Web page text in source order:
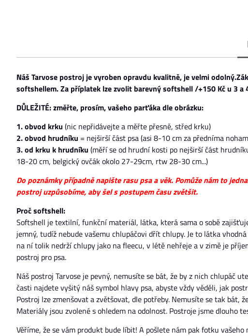
Náš Tarvose postroj je vyroben opravdu kvalitně, je velmi
softshellem. Za příplatek lze zvolit barevný softshell /+150 Kč u 3 a
DŮLEŽITÉ: změřte, prosím, vašeho parťáka dle obrázku:
1. obvod krku (nic nepřidávejte a měřte přesně, střed krku)
2. obvod hrudníku = nejširší část psa (asi 8-10 cm za předníma
3. od krku k hrudníku (měří se od hrudní kosti po nejširší část
18-20 cm, belgický ovčák okolo 27-29cm, rtw 28-30 cm...)
Do poznámky případně napište rasu psa a věk. Pomůže nám to
postroj uzpůsobíme, aby šel s postupem času zvětšit.
Proč softshell:
Softshell je textilní, funkční materiál, látka, která sama o sobě
jemný, tudíž nebude vašemu chlupáčovi dřít chlupy. Je to látka
na ní tolik nedrží chlupy jako na fleecu, v létě nehřeje a v zimě je
postroj pro psa.
Náš postroj Tarvose je pevný, nemusíte se bát, že by z nich chlupáč
časti najdete vyšitý náš symbol hlavy psa, abyste vždy věděli, jak
Postroj lze zmenšovat a zvětšovat, dle potřeby. Nemusíte se tak bát,
Materiály jsou zvolené s ohledem na odolnost. Postroje jsme dlouho
Věříme, že se vám produkt bude líbit! A pošlete nám pak fotku vašeho